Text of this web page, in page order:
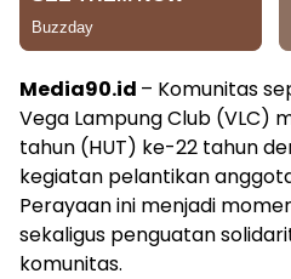
Media90.id – Komunitas
Vega Lampung Club (VLC)
tahun (HUT) ke-22 tahun
kegiatan pelantikan
Perayaan ini menjadi
sekaligus penguatan
komunitas.